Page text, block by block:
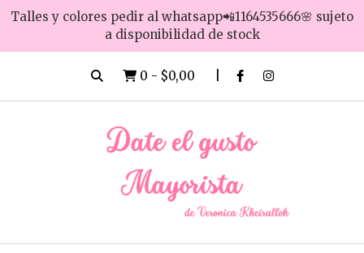
Talles y colores pedir al whatsapp📲1164535666🌸 sujeto
a disponibilidad de stock
0 - $0,00